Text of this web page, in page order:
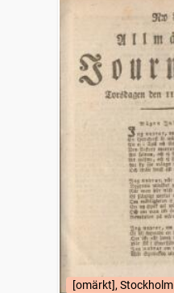
[omärkt], Stockholm